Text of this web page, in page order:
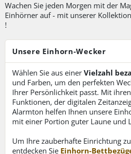
Wachen Sie jeden Morgen mit der
Einhörner auf - mit unserer
!
Unsere Einhorn-Wecker
Wählen Sie aus einer Vielzahl
und Farben, um den perfekten
Ihrer Persönlichkeit passt. Mit
Funktionen, der digitalen
Alarmton helfen Ihnen unsere
mit einer Portion guter Laune und
Um Ihre zauberhafte Einrichtung
entdecken Sie Einhorn-